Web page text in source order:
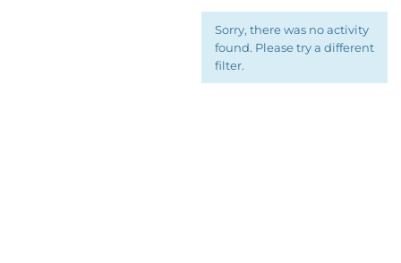
Sorry, there was no activity
found. Please try a different
filter.